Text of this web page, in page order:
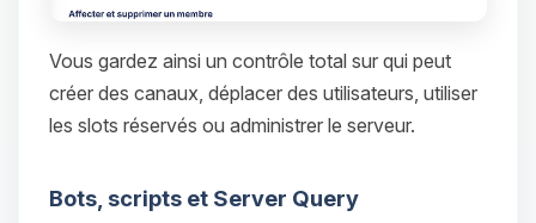
Vous gardez ainsi un contrôle total sur qui peut
créer des canaux, déplacer des utilisateurs, utiliser
les slots réservés ou administrer le serveur.
Bots, scripts et Server Query